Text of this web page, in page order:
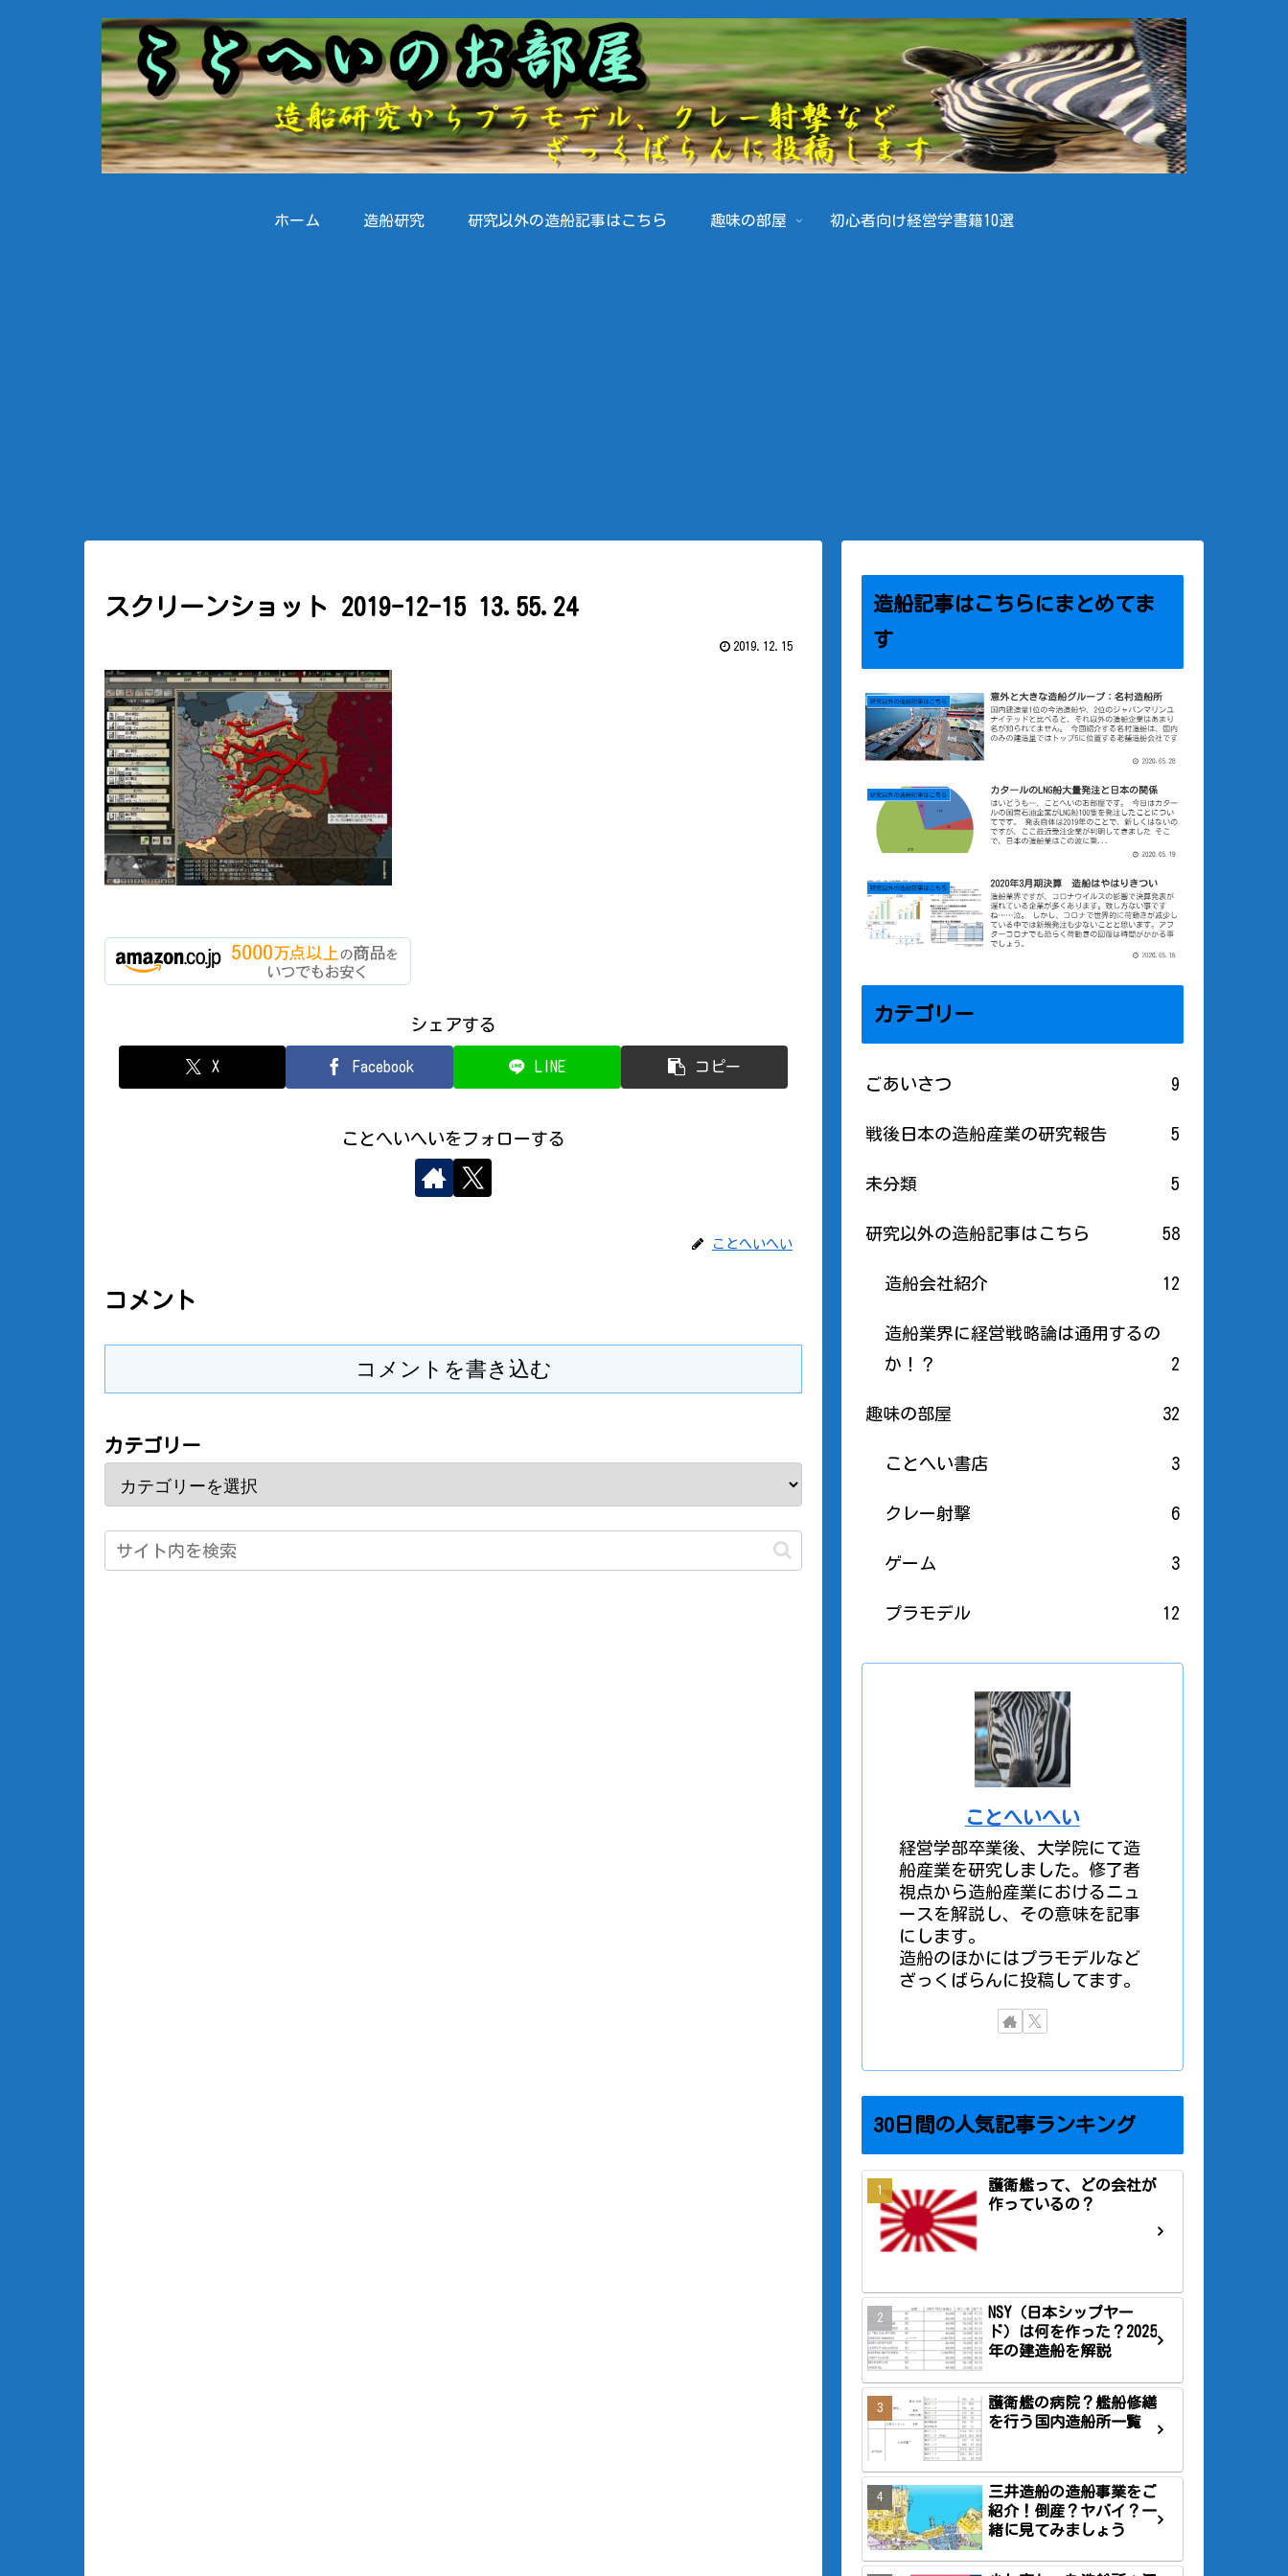
ホーム 造船研究 研究以外の造船記事はこちら 趣味の部屋 初心者向け経営学書籍10選
スクリーンショット 2019-12-15 13.55.24
2019.12.15
シェアする
X Facebook LINE コピー
ことへいへいをフォローする
ことへいへい
コメント
コメントを書き込む
カテゴリー
造船記事はこちらにまとめてま
す
カテゴリー
ごあいさつ 9
戦後日本の造船産業の研究報告 5
未分類 5
研究以外の造船記事はこちら 58
造船会社紹介 12
造船業界に経営戦略論は通用するの
か！？
2
趣味の部屋 32
ことへい書店 3
クレー射撃 6
ゲーム 3
プラモデル 12
ことへいへい
経営学部卒業後、大学院にて造
船産業を研究しました。修了者
視点から造船産業におけるニュ
ースを解説し、その意味を記事
にします。
造船のほかにはプラモデルなど
ざっくばらんに投稿してます。
30日間の人気記事ランキング
護衛艦って、どの会社が
作っているの？
NSY（日本シップヤー
ド）は何を作った？2025
年の建造船を解説
護衛艦の病院？艦船修繕
を行う国内造船所一覧
三井造船の造船事業をご
紹介！倒産？ヤバイ？一
緒に見てみましょう